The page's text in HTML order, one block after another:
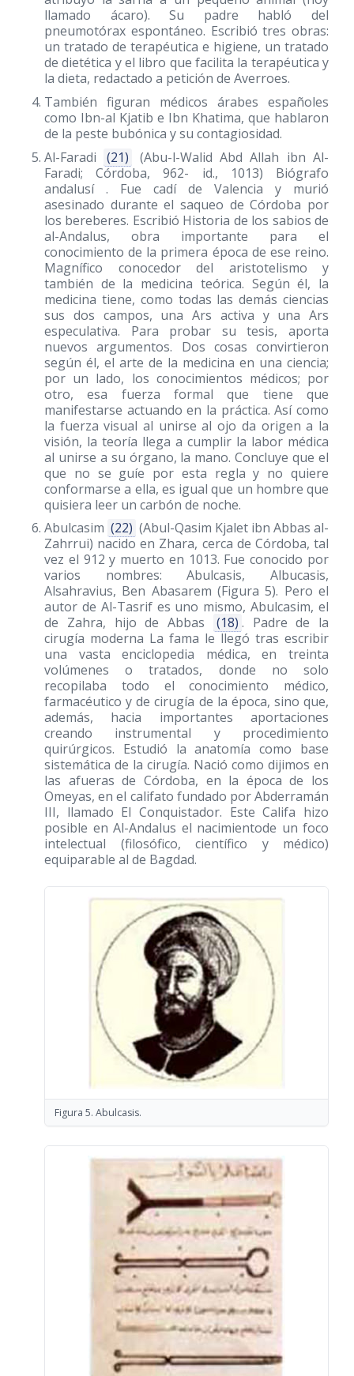
llamado ácaro). Su padre habló del
pneumotórax espontáneo. Escribió tres obras:
un tratado de terapéutica e higiene, un tratado
de dietética y el libro que facilita la terapéutica y
la dieta, redactado a petición de Averroes.
También figuran médicos árabes españoles
como Ibn-al Kjatib e Ibn Khatima, que hablaron
de la peste bubónica y su contagiosidad.
Al-Faradi
(21)
(Abu-l-Walid Abd Allah ibn Al-
Faradi; Córdoba, 962- id., 1013) Biógrafo
andalusí . Fue cadí de Valencia y murió
asesinado durante el saqueo de Córdoba por
los bereberes. Escribió Historia de los sabios de
al-Andalus, obra importante para el
conocimiento de la primera época de ese reino.
Magnífico conocedor del aristotelismo y
también de la medicina teórica. Según él, la
medicina tiene, como todas las demás ciencias
sus dos campos, una Ars activa y una Ars
especulativa. Para probar su tesis, aporta
nuevos argumentos. Dos cosas convirtieron
según él, el arte de la medicina en una ciencia;
por un lado, los conocimientos médicos; por
otro, esa fuerza formal que tiene que
manifestarse actuando en la práctica. Así como
la fuerza visual al unirse al ojo da origen a la
visión, la teoría llega a cumplir la labor médica
al unirse a su órgano, la mano. Concluye que el
que no se guíe por esta regla y no quiere
conformarse a ella, es igual que un hombre que
quisiera leer un carbón de noche.
Abulcasim (22) (Abul-Qasim Kjalet ibn Abbas al-
Zahrrui) nacido en Zhara, cerca de Córdoba, tal
vez el 912 y muerto en 1013. Fue conocido por
varios nombres: Abulcasis, Albucasis,
Alsahravius, Ben Abasarem (Figura 5). Pero el
autor de Al-Tasrif es uno mismo, Abulcasim, el
de Zahra, hijo de Abbas
(18) . Padre de la
cirugía moderna La fama le llegó tras escribir
una vasta enciclopedia médica, en treinta
volúmenes o tratados, donde no solo
recopilaba todo el conocimiento médico,
farmacéutico y de cirugía de la época, sino que,
además, hacia importantes aportaciones
creando instrumental y procedimiento
quirúrgicos. Estudió la anatomía como base
sistemática de la cirugía. Nació como dijimos en
las afueras de Córdoba, en la época de los
Omeyas, en el califato fundado por Abderramán
III, llamado El Conquistador. Este Califa hizo
posible en Al-Andalus el nacimientode un foco
intelectual (filosófico, científico y médico)
equiparable al de Bagdad.
Figura 5. Abulcasis.